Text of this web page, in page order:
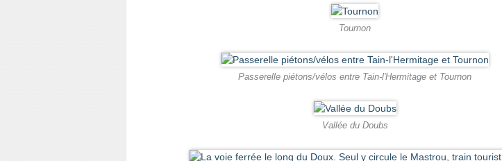
Tournon
Passerelle piétons/vélos entre Tain-l'Hermitage et Tournon
Vallée du Doubs